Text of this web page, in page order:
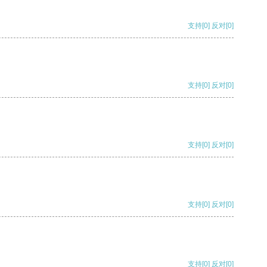
支持[0] 反对[0]
支持[0] 反对[0]
支持[0] 反对[0]
支持[0] 反对[0]
支持[0] 反对[0]